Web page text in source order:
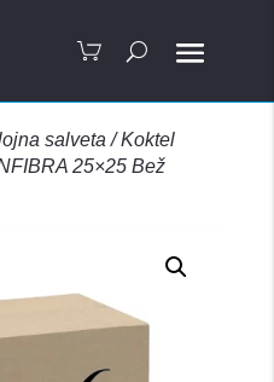
salveta /Koktel
25×25 Bež